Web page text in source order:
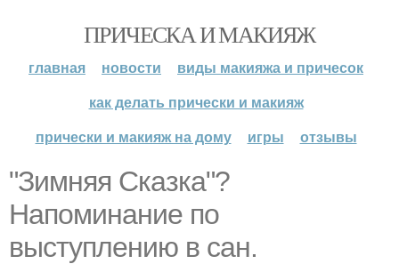
ПРИЧЕСКА И МАКИЯЖ
главная новости
виды макияжа и причесок
как делать прически и макияж
прически и макияж на дому
игры отзывы
"Зимняя Сказка"?
Напоминание по
выступлению в сан.